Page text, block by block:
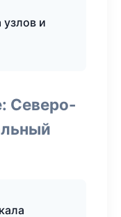
и
Северо-